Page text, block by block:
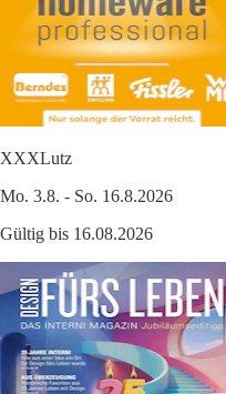
XXXLutz
Mo. 3.8. - So. 16.8.2026
Gültig bis 16.08.2026